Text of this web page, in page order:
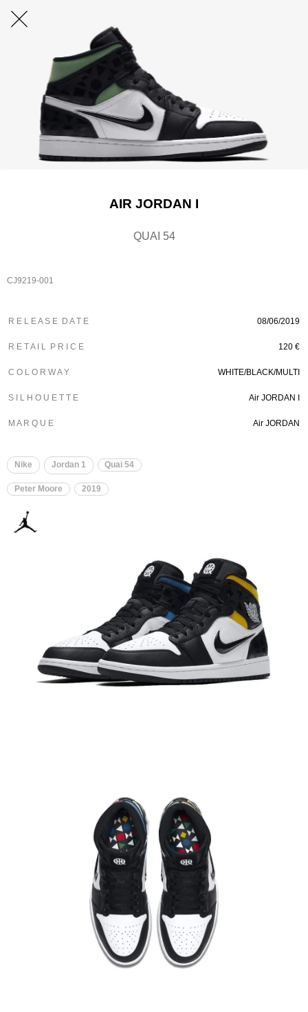
AIR JORDAN I
QUAI 54
CJ9219-001
R E L E A S E D A T E 08/06/2019
R E T A I L P R I C E 120 €
C O L O R W A Y WHITE/BLACK/MULTI
S I L H O U E T T E Air JORDAN I
M A R Q U E Air JORDAN
Nike Jordan 1 Quai 54
Peter Moore 2019